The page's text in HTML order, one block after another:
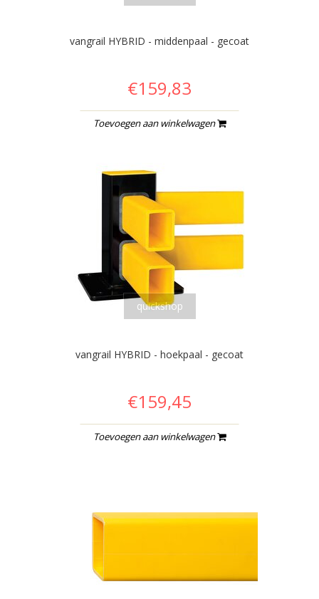
vangrail HYBRID - middenpaal - gecoat
€159,83
Toevoegen aan winkelwagen
quickshop
vangrail HYBRID - hoekpaal - gecoat
€159,45
Toevoegen aan winkelwagen